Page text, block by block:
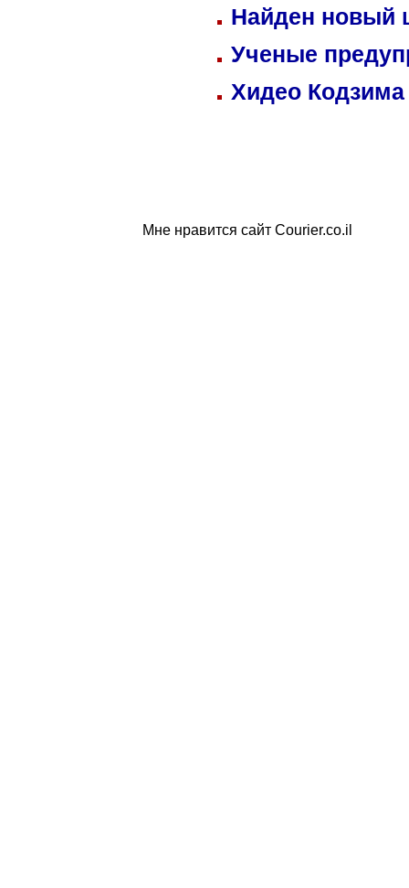
Найден
Ученые
Хидео
Мне нравится сайт Courier.co.il